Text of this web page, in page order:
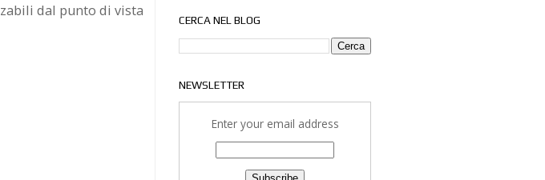
dal punto di vista
CERCA NEL BLOG
NEWSLETTER
Enter your email address